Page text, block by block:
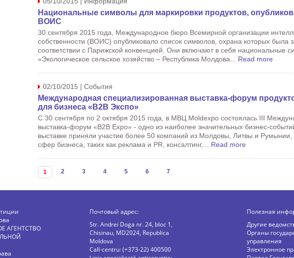
Национальные символы для маркировки продуктов,
ВОИС
30 сентября 2015 года, Международное бюро Всемирной организации
собственности (ВОИС) опубликовало список символов, охрана которых была
соответствии с Парижской конвенцией. Они включают в себя национальные
«Экологическое сельское хозяйство – Республика Молдова... Read more
02/10/2015 | События
Международная специализированная выставка-форум
для бизнеса «B2B Экспо»
С 30 сентября по 2 октября 2015 года, в МВЦ Moldexpo состоялась III
выставка-форум «B2B Expo» - одно из наиболее значительных бизнес-
выставке приняли участие более 50 компаний из Молдовы, Литвы и Румынии,
сфер бизнеса, таких как реклама и PR, консалтинг,... Read more
1 2 3 4 5 6 7
АГЕНТСТВО
Почтовый адрес:
Str. Andrei Doga nr. 24, bloc 1,
Chisinau, MD2024, Republica
Moldova
Call-centru: (+373-22) 400500
Полезная
Другие
Органы
управления
Электронное